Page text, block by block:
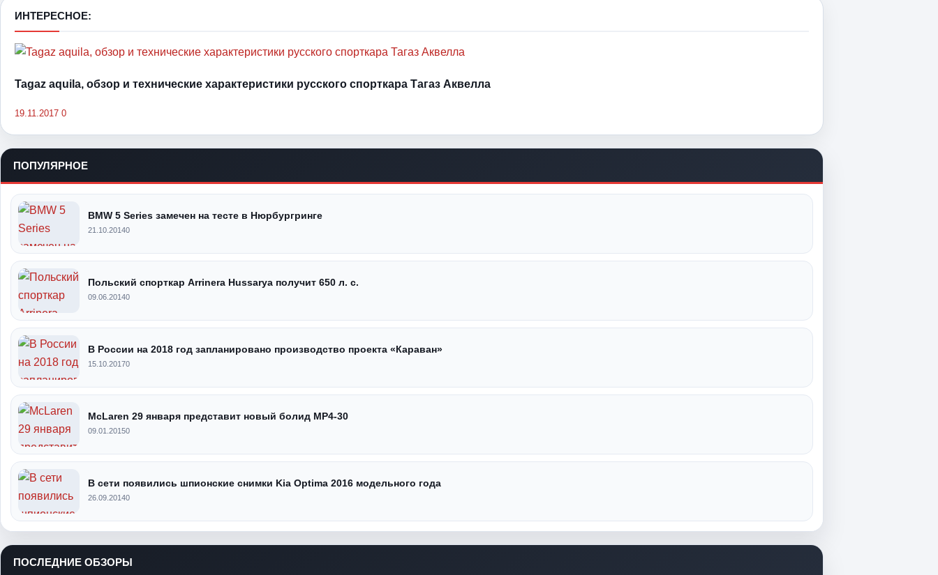
ИНТЕРЕСНОЕ:
Tagaz aquila, обзор и технические характеристики русского спорткара Тагаз Аквелла
19.11.2017 0
ПОПУЛЯРНОЕ
BMW 5 Series замечен на тесте в Нюрбургринге
21.10.20140
Польский спорткар Arrinera Hussarya получит 650 л. с.
09.06.20140
В России на 2018 год запланировано производство проекта «Караван»
15.10.20170
McLaren 29 января представит новый болид МР4-30
09.01.20150
В сети появились шпионские снимки Kia Optima 2016 модельного года
26.09.20140
ПОСЛЕДНИЕ ОБЗОРЫ